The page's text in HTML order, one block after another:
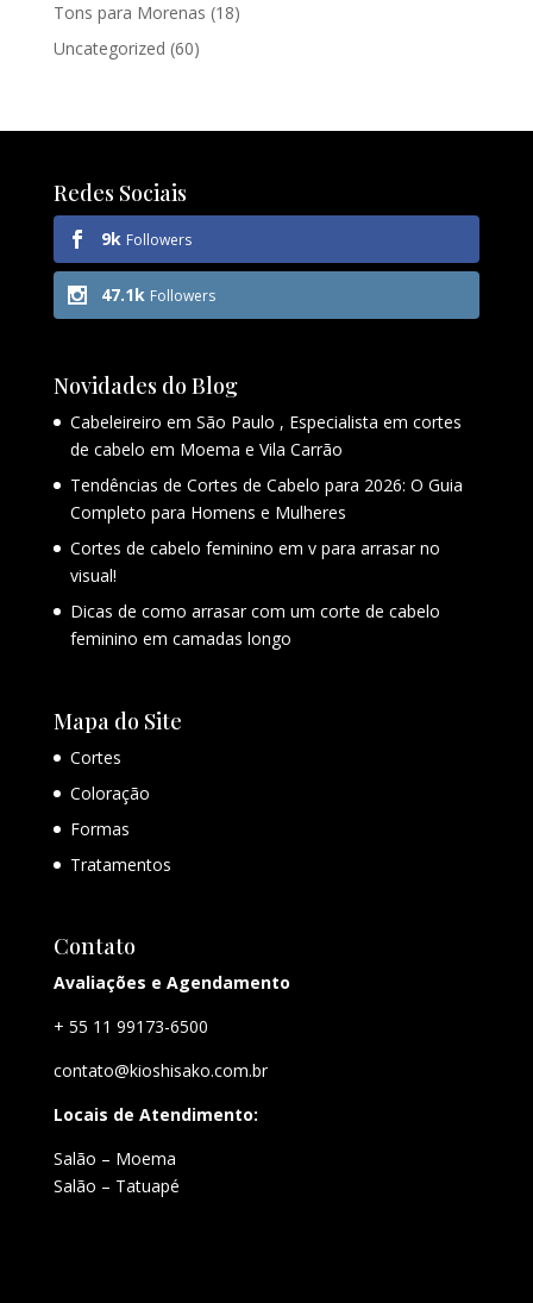
Tons para Morenas (18)
Uncategorized (60)
Redes Sociais
9k Followers
47.1k Followers
Novidades do Blog
Cabeleireiro em São Paulo , Especialista em cortes
de cabelo em Moema e Vila Carrão
Tendências de Cortes de Cabelo para 2026: O Guia
Completo para Homens e Mulheres
Cortes de cabelo feminino em v para arrasar no
visual!
Dicas de como arrasar com um corte de cabelo
feminino em camadas longo
Mapa do Site
Cortes
Coloração
Formas
Tratamentos
Contato
Avaliações e Agendamento
+ 55 11 99173-6500
contato@kioshisako.com.br
Locais de Atendimento:
Salão – Moema
Salão – Tatuapé